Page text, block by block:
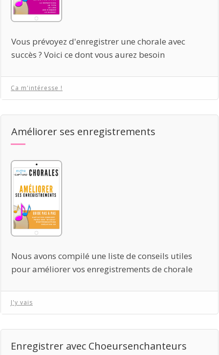
Vous prévoyez d'enregistrer une chorale avec
succès ? Voici ce dont vous aurez besoin
Ca m'intéresse !
Améliorer ses enregistrements
Nous avons compilé une liste de conseils utiles
pour améliorer vos enregistrements de chorale
J'y vais
Enregistrer avec Choeursenchanteurs